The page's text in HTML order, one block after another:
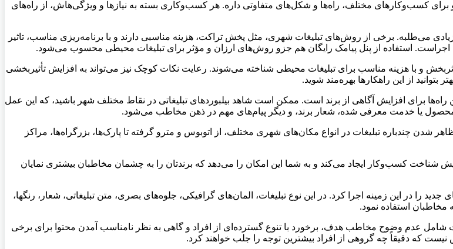
کسب‌وکارهای مختلف، راه‌ها و شکل‌های متفاوتی داره. هر کسب‌وکاری بسته به نیازها و ویژگی‌هاش، از راه‌های
می‌طلبه. برخی از روش‌های تبلیغات شهری، مثل پخش تراکت، هزینه مناسبی دارند و با برنامه‌ریزی مناسب، تاثیر
اجراست. استفاده از پنل پیامک رایگان هم جزو روش‌های ارزان و مؤثر برای تبلیغات محیطی محسوب می‌شود.
و با هزینه مناسب برای تبلیغات محیطی شناخته می‌شوند. رعایت نکات کوچک نیز می‌تواند به افزایش تأثیربخشی
از این راهکارها بهره‌مند شوید.
برای افزایش آگاهی از برند است. ممکن است شاهد بیلبوردهای تبلیغاتی در نقاط مختلف شهر باشید، که این عمل
محصول یا خدمت معرفی شده، شعار برند، و دیگر پیام‌های مهم در ذهن مخاطب می‌شود.
شدن چندباره تبلیغات در انواع مکان‌های شهری مختلف، از اتوبوس و مترو گرفته تا پارک‌ها، بزرگراه‌ها، مراکز
شناخت کسب‌وکار ایجاد می‌کند و به شما این امکان را می‌دهد که برندتان را به چشمان مخاطبان بیشتری نمایان
را در این زمینه اجرا کرد. در این نوع تبلیغات، المان‌های گرافیکی، جلوه‌های بصری، متن تبلیغاتی، شعار، رنگها،
استفاده نمود.
عدم وضوح مخاطب هدف، برخورد با تنوع گسترده‌ای از افراد و گاهی به نظر نامناسب آمدن محتوا برای برخی
که دقیقاً چه گروهی از افراد بیشترین توجه را جلب خواهند کرد.